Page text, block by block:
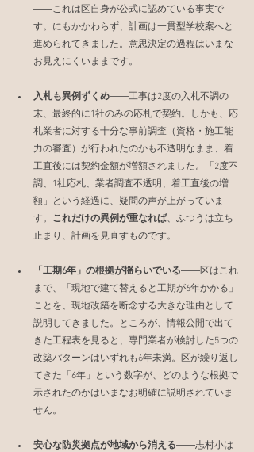
――これは区自身が公式に認めている事実で
す。にもかかわらず、計画は一貫型学校案へと
進められてきました。意思決定の過程はいまな
お見えにくいままです。
入札も異例ずくめ――工事は2度の入札不調の
末、最終的に1社のみの応札で契約。しかも、応
札業者に対する十分な事前調査（資格・施工能
力の審査）が行われたのかも不透明なまま、着
工直後には契約金額が増額されました。「2度不
調、1社応札、業者調査不透明、着工直後の増
額」という経過に、疑問の声が上がっていま
す。 これだけの異例が重なれば、ふつうは立ち
止まり、計画を見直すものです。
「工期6年」の根拠が揺らいでいる――区はこれ
まで、「現地で建て替えると工期が6年かかる」
ことを、現地改築を断念する大きな理由として
説明してきました。ところが、情報公開で出て
きた工程表を見ると、専門業者が検討した5つの
改築パターンはいずれも6年未満。区が繰り返し
てきた「6年」という数字が、どのような根拠で
示されたのかはいまなお明確に説明されていま
せん。
安心な防災拠点が地域から消える――志村小は